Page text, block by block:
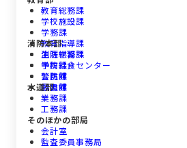
教育総務課
学校施設課
学務課
教育指導課
生涯学習課
学校給食センター
公民館
図書館
消防本部
消防総務課
予防課
警防課
救急課
水道部
業務課
工務課
そのほかの部局
会計室
監査委員事務局